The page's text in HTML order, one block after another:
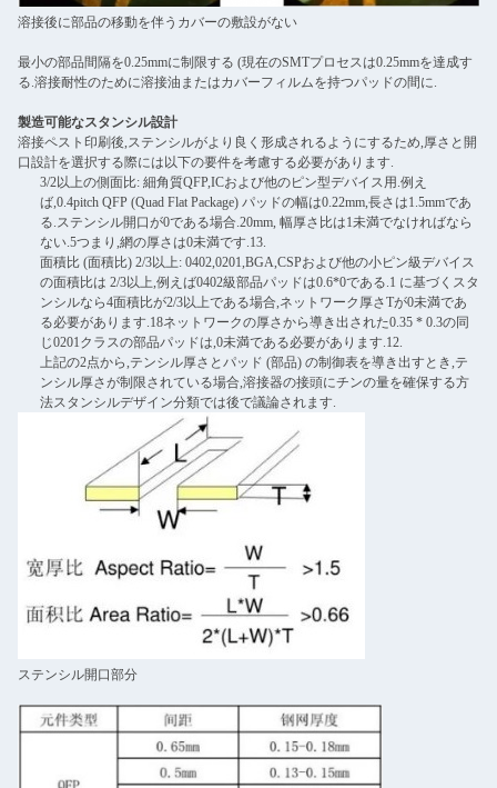
溶接後に部品の移動を伴うカバーの敷設がない
最小の部品間隔を0.25mmに制限する (現在のSMTプロセスは0.25mmを達成す
る.溶接耐性のために溶接油またはカバーフィルムを持つパッドの間に.
製造可能なスタンシル設計
溶接ペスト印刷後,ステンシルがより良く形成されるようにするため,厚さと開
口設計を選択する際には以下の要件を考慮する必要があります.
3/2以上の側面比: 細角質QFP,ICおよび他のピン型デバイス用.例え
ば,0.4pitch QFP (Quad Flat Package) パッドの幅は0.22mm,長さは1.5mmであ
る.ステンシル開口が0である場合.20mm, 幅厚さ比は1未満でなければなら
ない.5つまり,網の厚さは0未満です.13.
面積比 (面積比) 2/3以上: 0402,0201,BGA,CSPおよび他の小ピン級デバイス
の面積比は 2/3以上,例えば0402級部品パッドは0.6*0である.1 に基づくスタ
ンシルなら4面積比が2/3以上である場合,ネットワーク厚さTが0未満であ
る必要があります.18ネットワークの厚さから導き出された0.35 * 0.3の同
じ0201クラスの部品パッドは,0未満である必要があります.12.
上記の2点から,テンシル厚さとパッド (部品) の制御表を導き出すとき,テ
ンシル厚さが制限されている場合,溶接器の接頭にチンの量を確保する方
法スタンシルデザイン分類では後で議論されます.
ステンシル開口部分